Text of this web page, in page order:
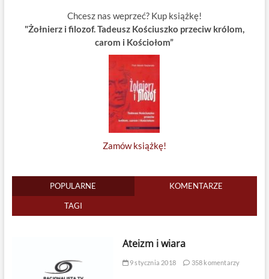
Chcesz nas weprzeć? Kup książkę!
"Żołnierz i filozof. Tadeusz Kościuszko przeciw królom,
carom i Kościołom”
Zamów książkę!
POPULARNE KOMENTARZE
TAGI
Ateizm i wiara
9 stycznia 2018 358 komentarzy